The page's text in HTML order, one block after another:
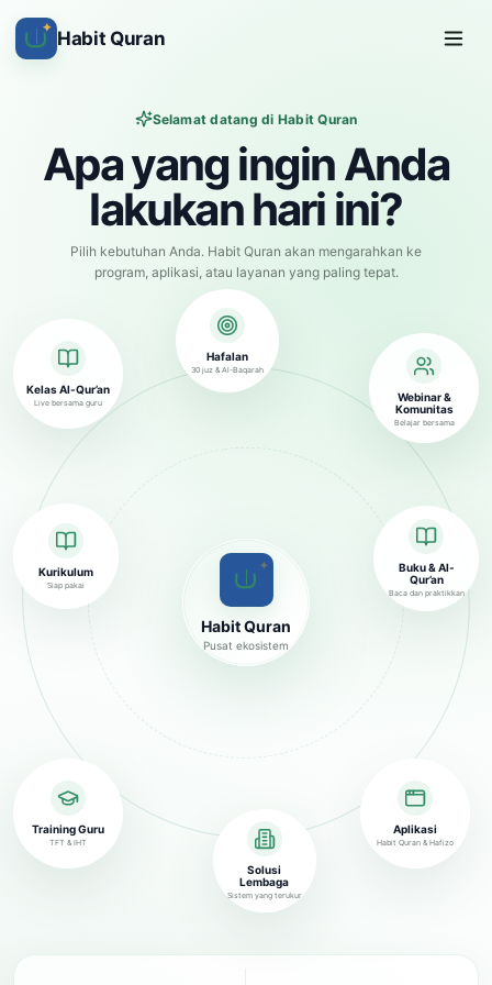
✦ Habit Quran
Selamat datang di Habit Quran
Apa yang ingin Anda
lakukan hari ini?
Pilih kebutuhan Anda. Habit Quran akan mengarahkan ke
program, aplikasi, atau layanan yang paling tepat.
✦
Habit Quran
Pusat ekosistem
Kelas Al-Qur’an
Live bersama guru
Hafalan
30 juz & Al-Baqarah
Buku & Al-
Qur’an
Baca dan praktikkan
Training Guru
TFT & IHT
Solusi
Lembaga
Sistem yang terukur
Kurikulum
Siap pakai
Aplikasi
Habit Quran & Hafizo
Webinar &
Komunitas
Belajar bersama